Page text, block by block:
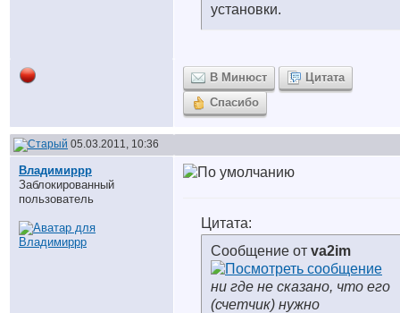
установки.
В Минюст
Цитата
Спасибо
05.03.2011, 10:36
Владимиррр
Заблокированный
пользователь
Цитата:
Сообщение от va2im
ни где не сказано, что его
(счетчик) нужно